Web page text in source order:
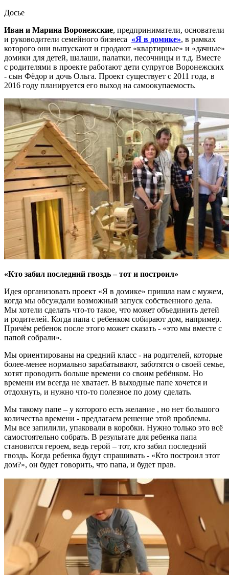
Досье
Иван и Марина Воронежские, предприниматели, основатели
и руководители семейного бизнеса «Я в домике», в рамках
которого они выпускают и продают «квартирные» и «дачные»
домики для детей, шалаши, палатки, песочницы и т.д. Вместе
с родителями в проекте работают дети супругов Воронежских
- сын Фёдор и дочь Ольга. Проект существует с 2011 года, в
2016 году планируется его выход на самоокупаемость.
«Кто забил последний гвоздь – тот и построил»
Идея организовать проект «Я в домике» пришла нам с мужем,
когда мы обсуждали возможный запуск собственного дела.
Мы хотели сделать что-то такое, что может объединить детей
и родителей. Когда папа с ребенком собирают дом, например.
Причём ребенок после этого может сказать - «это мы вместе с
папой собрали».
Мы ориентированы на средний класс - на родителей, которые
более-менее нормально зарабатывают, заботятся о своей семье,
хотят проводить больше времени со своим ребёнком. Но
времени им всегда не хватает. В выходные папе хочется и
отдохнуть, и нужно что-то полезное по дому сделать.
Мы такому папе – у которого есть желание , но нет большого
количества времени - предлагаем решение этой проблемы.
Мы все запилили, упаковали в коробки. Нужно только это всё
самостоятельно собрать. В результате для ребенка папа
становится героем, ведь герой – тот, кто забил последний
гвоздь. Когда ребенка будут спрашивать - «Кто построил этот
дом?», он будет говорить, что папа, и будет прав.